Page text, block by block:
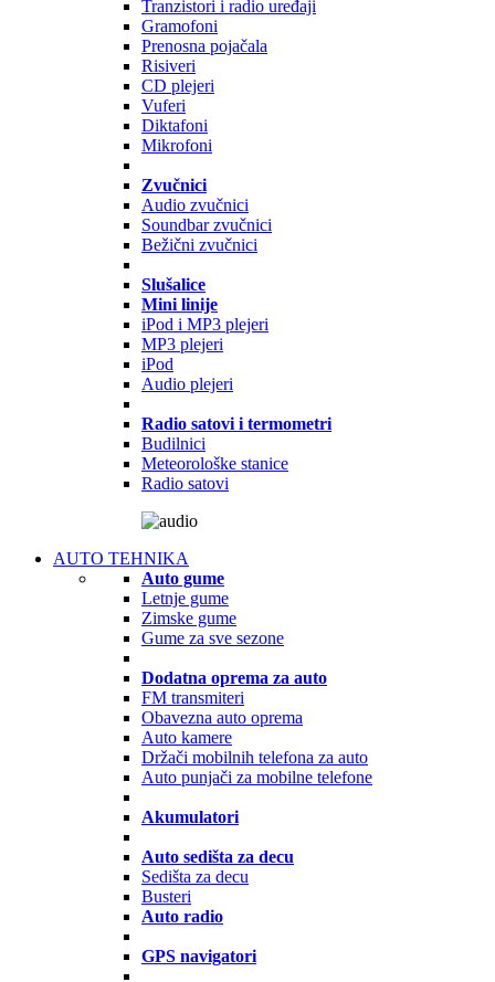
Tranzistori i radio uređaji
Gramofoni
Prenosna pojačala
Risiveri
CD plejeri
Vuferi
Diktafoni
Mikrofoni
Zvučnici
Audio zvučnici
Soundbar zvučnici
Bežični zvučnici
Slušalice
Mini linije
iPod i MP3 plejeri
MP3 plejeri
iPod
Audio plejeri
Radio satovi i termometri
Budilnici
Meteorološke stanice
Radio satovi
AUTO TEHNIKA
Auto gume
Letnje gume
Zimske gume
Gume za sve sezone
Dodatna oprema za auto
FM transmiteri
Obavezna auto oprema
Auto kamere
Držači mobilnih telefona za auto
Auto punjači za mobilne telefone
Akumulatori
Auto sedišta za decu
Sedišta za decu
Busteri
Auto radio
GPS navigatori